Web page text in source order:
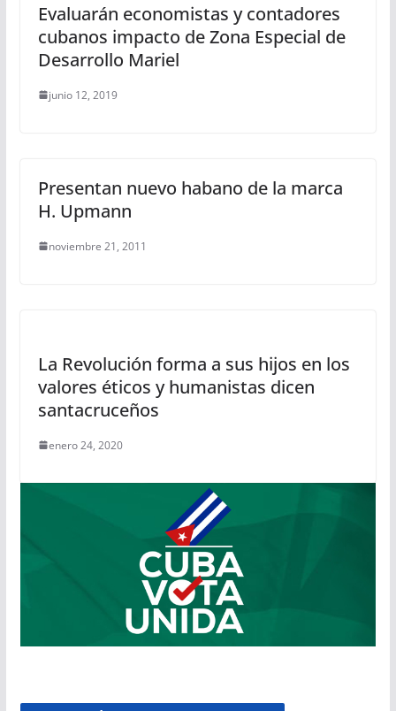
Evaluarán economistas y contadores
cubanos impacto de Zona Especial de
Desarrollo Mariel
junio 12, 2019
Presentan nuevo habano de la marca
H. Upmann
noviembre 21, 2011
La Revolución forma a sus hijos en los
valores éticos y humanistas dicen
santacruceños
enero 24, 2020